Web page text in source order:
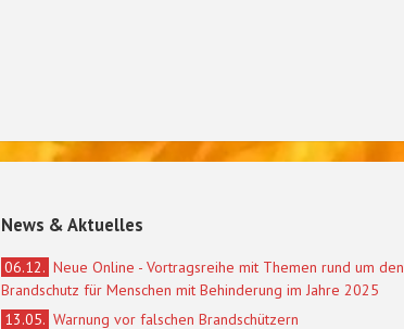
News & Aktuelles
06.12. Neue Online - Vortragsreihe mit Themen rund um den
Brandschutz für Menschen mit Behinderung im Jahre 2025
13.05. Warnung vor falschen Brandschützern